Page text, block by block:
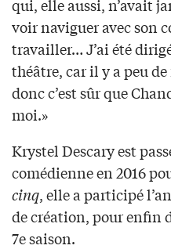
qui, elle aussi, n’avait
voir naviguer avec son
travailler… J’ai été
théâtre, car il y a peu
donc c’est sûr que
moi.»
Krystel Descary est
comédienne en 2016
cinq, elle a participé
de création, pour enfin
7e saison.